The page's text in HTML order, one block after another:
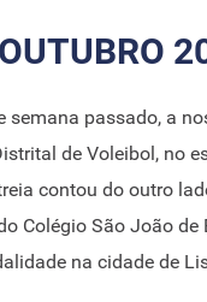
semana passado, a
de Voleibol, no
contou do outro
Colégio São João de
na cidade de